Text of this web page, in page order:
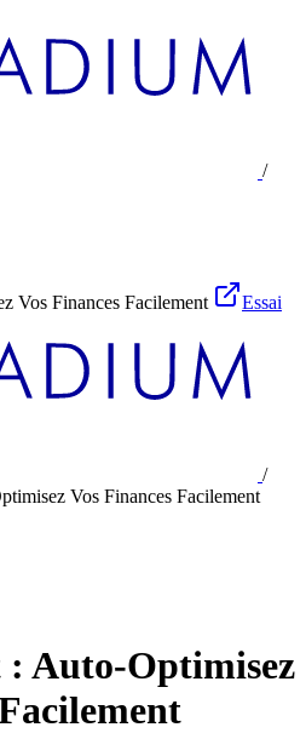
/
Vos Finances Facilement
Essai
/
Vos Finances Facilement
Auto-Optimisez